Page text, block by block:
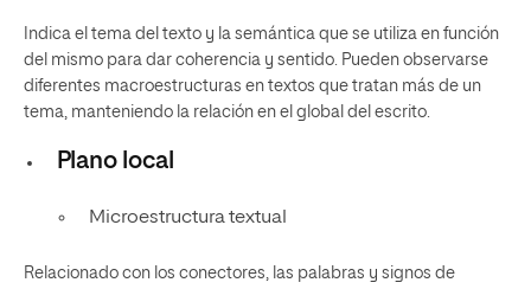
Indica el tema del texto y la semántica que se utiliza en función
del mismo para dar coherencia y sentido. Pueden observarse
diferentes macroestructuras en textos que tratan más de un
tema, manteniendo la relación en el global del escrito.
Plano local
Microestructura textual
Relacionado con los conectores, las palabras y signos de